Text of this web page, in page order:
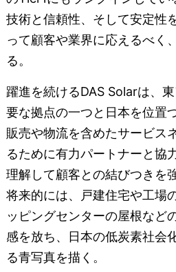
技術と信頼性、そして安定性
って顧客や業界に応えるべく
る。
躍進を続けるDAS Solarは、
要な拠点の一つと日本を位置
販売や物流を含めたサービス
るために有力パートナーと協
理解して顧客との結びつきを
将来的には、戸建住宅や工場
ッピングセンターの屋根など
感を放ち、日本の低炭素社会
る青写真を描く。